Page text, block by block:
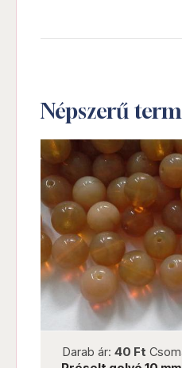
Népszerű
Darab ár: 40 Ft